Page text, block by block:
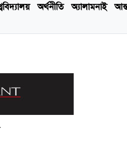
অর্থনীতি অ্যালামনাই